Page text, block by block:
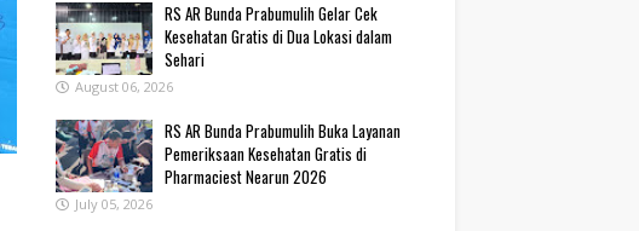
RS AR Bunda Prabumulih Gelar Cek
Kesehatan Gratis di Dua Lokasi dalam
Sehari
August 06, 2026
RS AR Bunda Prabumulih Buka Layanan
Pemeriksaan Kesehatan Gratis di
Pharmaciest Nearun 2026
July 05, 2026